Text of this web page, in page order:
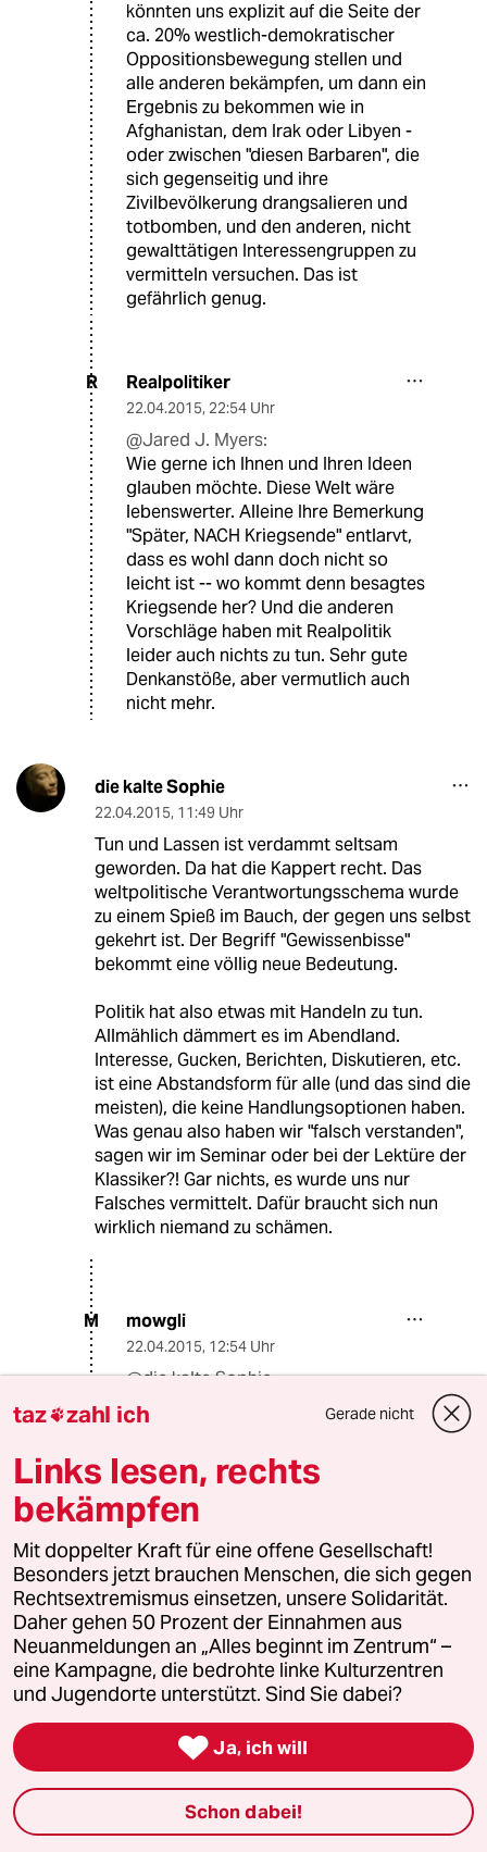
könnten uns explizit auf die Seite der
ca. 20% westlich-demokratischer
Oppositionsbewegung stellen und
alle anderen bekämpfen, um dann ein
Ergebnis zu bekommen wie in
Afghanistan, dem Irak oder Libyen -
oder zwischen "diesen Barbaren", die
sich gegenseitig und ihre
Zivilbevölkerung drangsalieren und
totbomben, und den anderen, nicht
gewalttätigen Interessengruppen zu
vermitteln versuchen. Das ist
gefährlich genug.
R Realpolitiker
22.04.2015, 22:54 Uhr
@Jared J. Myers:
Wie gerne ich Ihnen und Ihren Ideen
glauben möchte. Diese Welt wäre
lebenswerter. Alleine Ihre Bemerkung
"Später, NACH Kriegsende" entlarvt,
dass es wohl dann doch nicht so
leicht ist -- wo kommt denn besagtes
Kriegsende her? Und die anderen
Vorschläge haben mit Realpolitik
leider auch nichts zu tun. Sehr gute
Denkanstöße, aber vermutlich auch
nicht mehr.
die kalte Sophie
22.04.2015, 11:49 Uhr
Tun und Lassen ist verdammt seltsam
geworden. Da hat die Kappert recht. Das
weltpolitische Verantwortungsschema wurde
zu einem Spieß im Bauch, der gegen uns selbst
gekehrt ist. Der Begriff "Gewissenbisse"
bekommt eine völlig neue Bedeutung.
Politik hat also etwas mit Handeln zu tun.
Allmählich dämmert es im Abendland.
Interesse, Gucken, Berichten, Diskutieren, etc.
ist eine Abstandsform für alle (und das sind die
meisten), die keine Handlungsoptionen haben.
Was genau also haben wir "falsch verstanden",
sagen wir im Seminar oder bei der Lektüre der
Klassiker?! Gar nichts, es wurde uns nur
Falsches vermittelt. Dafür braucht sich nun
wirklich niemand zu schämen.
M mowgli
22.04.2015, 12:54 Uhr
@die kalte Sophie:
Richtig, Politik hat was mit Handeln
zu tun, nicht mit Handeln-Lassen.
Eine Regierung zu wählen, weil sie
bereit ist, ein paar Tausend halbe
Kinder in Uniformen zu stecken und
nach Syrien oder in den Tschad zu
schicken, ist eine Option. Eine
Regierung zu wählen, die bereit ist,
sich mit der Rüstungslobby und also
auch mit Tausenden direkt oder
indirekt von der Rüstungsindustrie
Bezahlten anzulegen, ist eine andere.
Ines Kappert irrt sich, denke ich.
Syrien ist längst drin in unserem
"Emohaushalt", auch dank der häufig
sehr emotional gehaltenen taz-
Berichterstattung. So tief, wie Europa
taz zahl ich Gerade nicht
Links lesen, rechts
bekämpfen
Mit doppelter Kraft für eine offene Gesellschaft!
Besonders jetzt brauchen Menschen, die sich gegen
Rechtsextremismus einsetzen, unsere Solidarität.
Daher gehen 50 Prozent der Einnahmen aus
Neuanmeldungen an „Alles beginnt im Zentrum“ –
eine Kampagne, die bedrohte linke Kulturzentren
und Jugendorte unterstützt. Sind Sie dabei?
 Ja, ich will
Schon dabei!